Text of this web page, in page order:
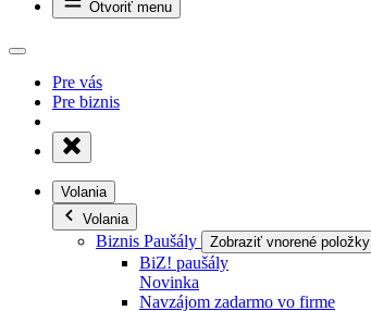
Otvoriť menu
Pre vás
Pre biznis
Volania
Volania
Biznis Paušály Zobraziť vnorené položky
BiZ! paušály
Novinka
Navzájom zadarmo vo firme